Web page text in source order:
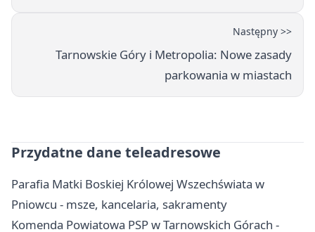
Następny >>
Tarnowskie Góry i Metropolia: Nowe zasady
parkowania w miastach
Przydatne dane teleadresowe
Parafia Matki Boskiej Królowej Wszechświata w
Pniowcu - msze, kancelaria, sakramenty
Komenda Powiatowa PSP w Tarnowskich Górach -